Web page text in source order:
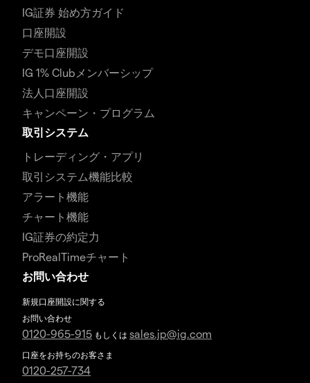
IG証券 始め方ガイド
口座開設
デモ口座開設
IG 1% Clubメンバーシップ
法人口座開設
キャンペーン・プログラム
取引システム
トレーディング・アプリ
取引システム機能比較
アラート機能
チャート機能
IG証券の約定力
ProRealTimeチャート
お問い合わせ
新規口座開設に関する
お問い合わせ
0120-965-915 もしくは sales.jp@ig.com
口座をお持ちのお客さま
0120-257-734